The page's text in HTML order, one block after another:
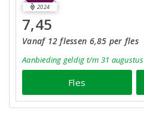
2024
7,45
Vanaf 12 flessen 6,85 per fles
Aanbieding geldig t/m 31 augustus
Fles